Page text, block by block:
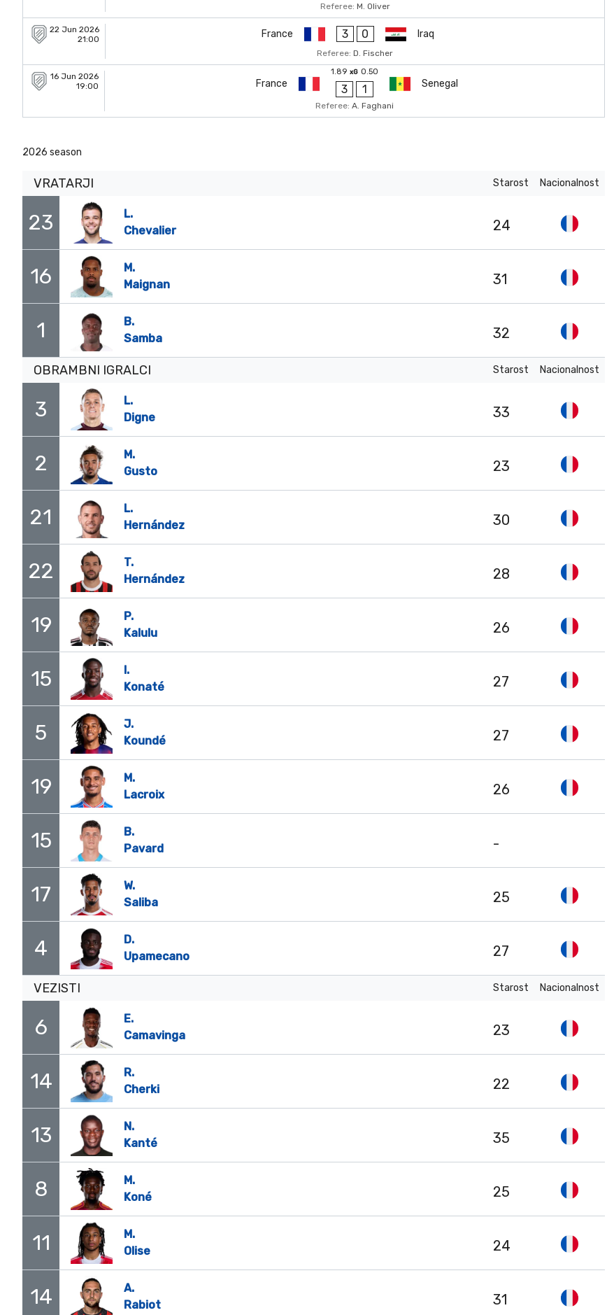
Referee: M. Oliver
22 Jun 2026
21:00
France 3 0 Iraq
Referee:D. Fischer
16 Jun 2026
19:00
France
1.89 xG 0.50
3 1 Senegal
Referee:A. Faghani
2026 season
VRATARJI Starost Nacionalnost
23
L.
Chevalier
24
16
M.
Maignan
31
1
B.
Samba
32
OBRAMBNI IGRALCI Starost Nacionalnost
3
L.
Digne
33
2
M.
Gusto
23
21
L.
Hernández
30
22
T.
Hernández
28
19
P.
Kalulu
26
15
I.
Konaté
27
5
J.
Koundé
27
19
M.
Lacroix
26
15
B.
Pavard
-
17
W.
Saliba
25
4
D.
Upamecano
27
VEZISTI Starost Nacionalnost
6
E.
Camavinga
23
14
R.
Cherki
22
13
N.
Kanté
35
8
M.
Koné
25
11
M.
Olise
24
14
A.
Rabiot
31